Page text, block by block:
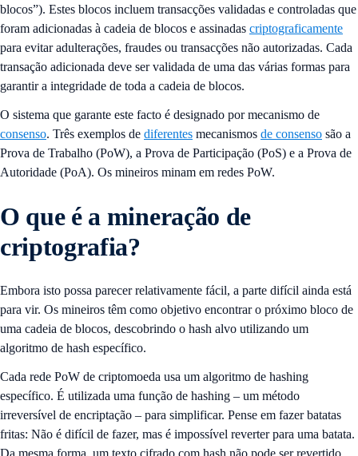
blocos”). Estes blocos incluem transacções validadas e controladas que
foram adicionadas à cadeia de blocos e assinadas criptograficamente
para evitar adulterações, fraudes ou transacções não autorizadas. Cada
transação adicionada deve ser validada de uma das várias formas para
garantir a integridade de toda a cadeia de blocos.
O sistema que garante este facto é designado por mecanismo de
consenso. Três exemplos de diferentes mecanismos de consenso são a
Prova de Trabalho (PoW), a Prova de Participação (PoS) e a Prova de
Autoridade (PoA). Os mineiros minam em redes PoW.
O que é a mineração de
criptografia?
Embora isto possa parecer relativamente fácil, a parte difícil ainda está
para vir. Os mineiros têm como objetivo encontrar o próximo bloco de
uma cadeia de blocos, descobrindo o hash alvo utilizando um
algoritmo de hash específico.
Cada rede PoW de criptomoeda usa um algoritmo de hashing
específico. É utilizada uma função de hashing – um método
irreversível de encriptação – para simplificar. Pense em fazer batatas
fritas: Não é difícil de fazer, mas é impossível reverter para uma batata.